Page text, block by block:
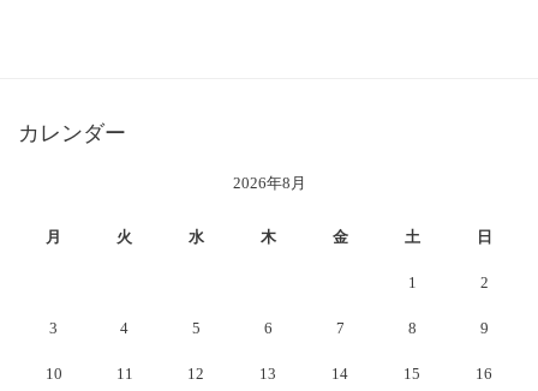
カレンダー
2026年8月
月 火 水 木 金 土 日
1 2
3 4 5 6 7 8 9
10 11 12 13 14 15 16